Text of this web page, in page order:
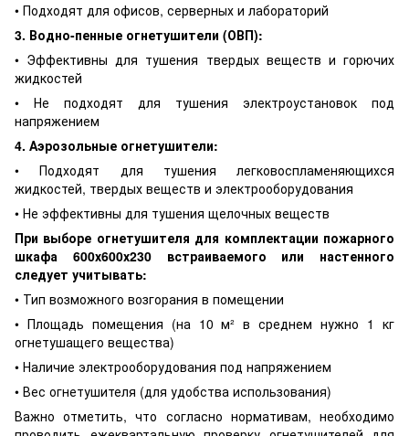
• Подходят для офисов, серверных и лабораторий
3. Водно-пенные огнетушители (ОВП):
• Эффективны для тушения твердых веществ и горючих
жидкостей
• Не подходят для тушения электроустановок под
напряжением
4. Аэрозольные огнетушители:
• Подходят для тушения легковоспламеняющихся
жидкостей, твердых веществ и электрооборудования
• Не эффективны для тушения щелочных веществ
При выборе огнетушителя для комплектации пожарного
шкафа 600х600х230 встраиваемого или настенного
следует учитывать:
• Тип возможного возгорания в помещении
• Площадь помещения (на 10 м² в среднем нужно 1 кг
огнетушащего вещества)
• Наличие электрооборудования под напряжением
• Вес огнетушителя (для удобства использования)
Важно отметить, что согласно нормативам, необходимо